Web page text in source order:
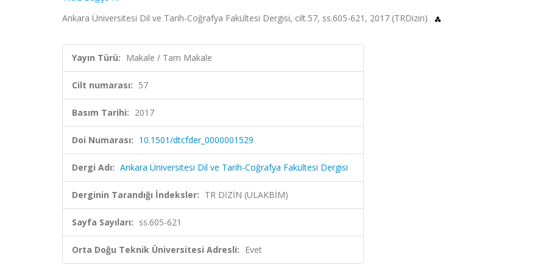
Ankara Üniversitesi Dil ve Tarih-Coğrafya Fakültesi Dergisi, cilt.57, ss.605-621, 2017 (TRDizin)
Yayın Türü: Makale / Tam Makale
Cilt numarası: 57
Basım Tarihi: 2017
Doi Numarası: 10.1501/dtcfder_0000001529
Dergi Adı: Ankara Üniversitesi Dil ve Tarih-Coğrafya Fakültesi Dergisi
Derginin Tarandığı İndeksler: TR DİZİN (ULAKBİM)
Sayfa Sayıları: ss.605-621
Orta Doğu Teknik Üniversitesi Adresli: Evet